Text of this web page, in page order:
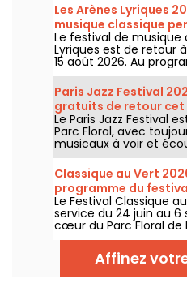
Les Arènes Lyriques
musique classique
Montmartre
Le festival de musique
Lyriques est de retour
15 août 2026. Au
16 concerts donnés au
Montmartre, un cadre
les grands classiques.
Paris Jazz Festival
gratuits de retour cet
programme
Le Paris Jazz Festival
Parc Floral, avec
musicaux à voir et
bucolique. Voici le
gratuits à découvrir du
septembre 2026 !
Classique au Vert
programme du
gratuits
Le Festival Classique
service du 24 juin au
cœur du Parc Floral de
encore, Classique au
mélomanes et les
bon tempo et du
d’artistes reconnus et
Affinez